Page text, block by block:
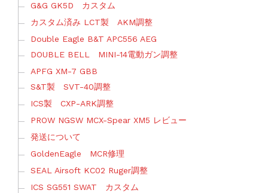
G&G GK5D カスタム
カスタム済み LCT製 AKM調整
Double Eagle B&T APC556 AEG
DOUBLE BELL MINI-14電動ガン調整
APFG XM-7 GBB
S&T製 SVT-40調整
ICS製 CXP-ARK調整
PROW NGSW MCX-Spear XM5 レビュー
発送について
GoldenEagle MCR修理
SEAL Airsoft KC02 Ruger調整
ICS SG551 SWAT カスタム